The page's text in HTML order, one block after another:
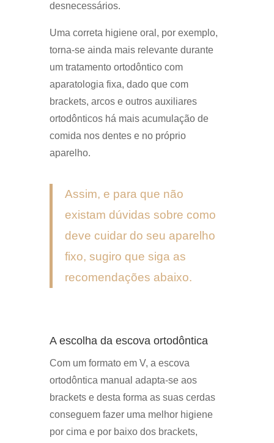
desnecessários.
Uma correta higiene oral, por exemplo,
torna-se ainda mais relevante durante
um tratamento ortodôntico com
aparatologia fixa, dado que com
brackets, arcos e outros auxiliares
ortodônticos há mais acumulação de
comida nos dentes e no próprio
aparelho.
Assim, e para que não
existam dúvidas sobre como
deve cuidar do seu aparelho
fixo, sugiro que siga as
recomendações abaixo.
A escolha da escova ortodôntica
Com um formato em V, a escova
ortodôntica manual adapta-se aos
brackets e desta forma as suas cerdas
conseguem fazer uma melhor higiene
por cima e por baixo dos brackets,